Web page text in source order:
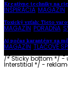
Kreatívne techniky na
INŠPIRÁCIA MAGAZÍN
Toxický vzťah: Tieto
MAGAZÍN PORADŇA
Aj počas karantény sa
MAGAZÍN TLAČOVÉ
/* Sticky bottom */ -
Interstitial */ -